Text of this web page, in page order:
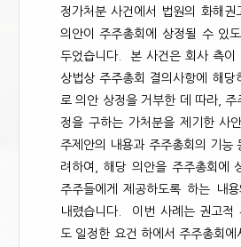
정가처분 사건에서 법원의 화해권
의안이 주주총회에 상정될 수 있
두었습니다. 본 사건은 회사 측이
상법상 주주총회 결의사항에 해당
로 의안 상정을 거부한 데 따라, 주
정을 구하는 가처분을 제기한 사
주제안의 내용과 주주총회의 기능
려하여, 해당 의안을 주주총회에
주주들에게 제공하도록 하는 내
내렸습니다. 이번 사례는 권고적
도 일정한 요건 하에서 주주총회에